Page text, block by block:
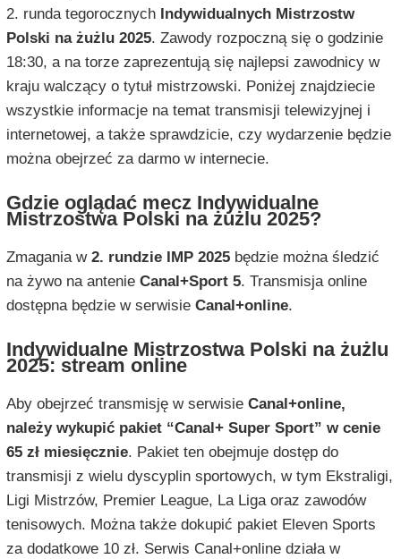
2. runda tegorocznych Indywidualnych Mistrzostw
Polski na żużlu 2025. Zawody rozpoczną się o godzinie
18:30, a na torze zaprezentują się najlepsi zawodnicy w
kraju walczący o tytuł mistrzowski. Poniżej znajdziecie
wszystkie informacje na temat transmisji telewizyjnej i
internetowej, a także sprawdzicie, czy wydarzenie będzie
można obejrzeć za darmo w internecie.
Gdzie oglądać mecz Indywidualne
Mistrzostwa Polski na żużlu 2025?
Zmagania w 2. rundzie IMP 2025będzie można śledzić
na żywo na antenie Canal+Sport 5. Transmisja online
dostępna będzie w serwisie Canal+online.
Indywidualne Mistrzostwa Polski na żużlu
2025: stream online
Aby obejrzeć transmisję w serwisie Canal+online,
należy wykupić pakiet “Canal+ Super Sport” w cenie
65 zł miesięcznie. Pakiet ten obejmuje dostęp do
transmisji z wielu dyscyplin sportowych, w tym Ekstraligi,
Ligi Mistrzów, Premier League, La Liga oraz zawodów
tenisowych. Można także dokupić pakiet Eleven Sports
za dodatkowe 10 zł. Serwis Canal+online działa w